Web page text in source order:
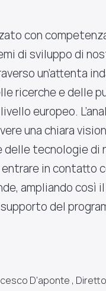
con
di sviluppo di
un’attenta
ricerche e delle
europeo.
una chiara
delle tecnologie di
in contatto
ampliando così
del
D’aponte ,